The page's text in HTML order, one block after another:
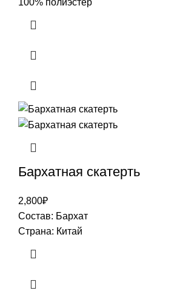
Бархатная скатерть
2,800₽
Состав: Бархат
Страна: Китай